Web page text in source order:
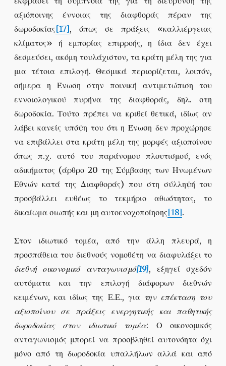
αξιόποινης έννοιας της διαφθοράς πέραν της
δωροδοκίας[17], όπως σε πράξεις «καλλιέργειας
κλίματος» ή εμπορίας επιρροής, η ίδια δεν έχει
δεσμεύσει, ακόμη τουλάχιστον, τα κράτη μέλη της για
μια τέτοια επιλογή. Θεσμικά περιορίζεται, λοιπόν,
σήμερα η Ένωση στην ποινική αντιμετώπιση του
εννοιολογικού πυρήνα της διαφθοράς, δηλ. στη
δωροδοκία. Τούτο πρέπει να κριθεί θετικά, ιδίως αν
λάβει κανείς υπόψη του ότι η Ένωση δεν προχώρησε
να επιβάλλει στα κράτη μέλη της μορφές αξιοποίνου
όπως π.χ. αυτό του παράνομου πλουτισμού, ενός
αδικήματος (άρθρο 20 της Σύμβασης των Ηνωμένων
Εθνών κατά της Διαφθοράς) που στη σύλληψή του
προσβάλλει ευθέως το τεκμήριο αθωότητας, το
δικαίωμα σιωπής και μη αυτοενοχοποίησης[18].
Στον ιδιωτικό τομέα, από την άλλη πλευρά, η
προσπάθεια του διεθνούς νομοθέτη να διαφυλάξει το
διεθνή οικονομικό ανταγωνισμό[19], εξηγεί σχεδόν
αυτόματα και την επιλογή διάφορων διεθνών
κειμένων, και ιδίως της Ε.Ε., γιατην επέκταση του
αξιοποίνου σε πράξεις ενεργητικής και παθητικής
δωροδοκίας στον ιδιωτικό τομέα: Ο οικονομικός
ανταγωνισμός μπορεί να προσβληθεί αυτονόητα όχι
μόνο από τη δωροδοκία υπαλλήλων αλλά και από